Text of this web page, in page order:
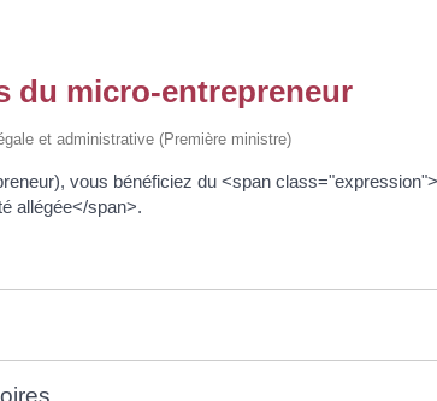
du micro-entrepreneur
et administrative (Première ministre)
vous bénéficiez du <span
allégée</span>.